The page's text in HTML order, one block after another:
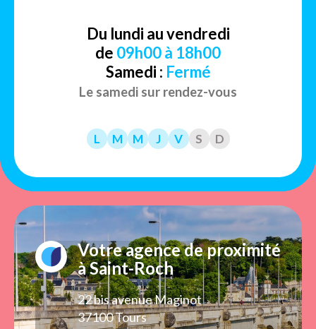
Du lundi au vendredi
de 09h00 à 18h00
Samedi : Fermé
Le samedi sur rendez-vous
L M M J V S D
Votre agence de proximité
à Saint-Roch
22 bis avenue Maginot
37100 Tours